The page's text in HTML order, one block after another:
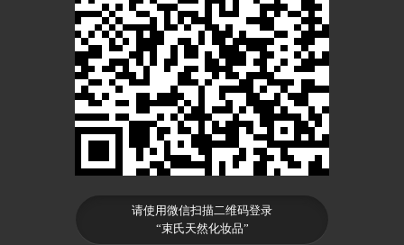
请使用微信扫描二维码登录
“束氏天然化妆品”